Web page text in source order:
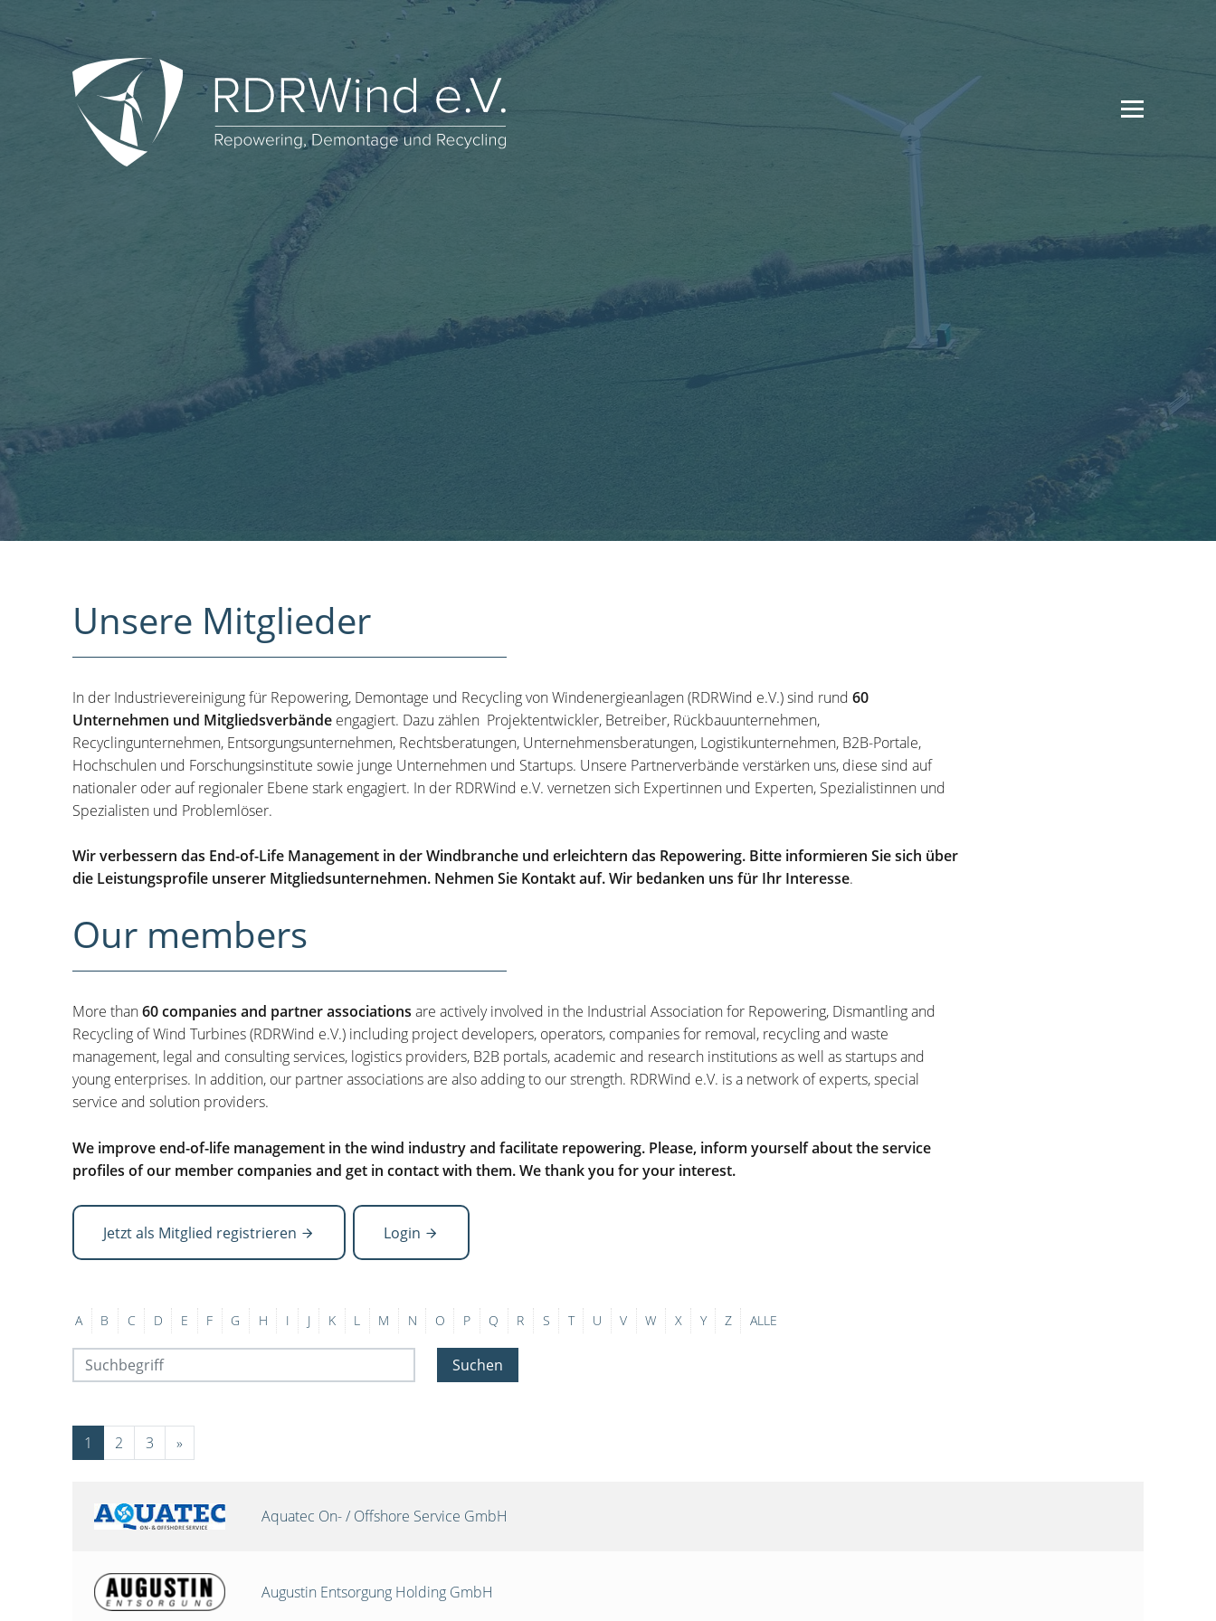
Unsere Mitglieder
In der Industrievereinigung für Repowering, Demontage und Recycling von Windenergieanlagen (RDRWind e.V.) sind rund 60
Unternehmen und Mitgliedsverbände engagiert. Dazu zählen Projektentwickler, Betreiber, Rückbauunternehmen,
Recyclingunternehmen, Entsorgungsunternehmen, Rechtsberatungen, Unternehmensberatungen, Logistikunternehmen, B2B-Portale,
Hochschulen und Forschungsinstitute sowie junge Unternehmen und Startups. Unsere Partnerverbände verstärken uns, diese sind auf
nationaler oder auf regionaler Ebene stark engagiert. In der RDRWind e.V. vernetzen sich Expertinnen und Experten, Spezialistinnen und
Spezialisten und Problemlöser.
Wir verbessern das End-of-Life Management in der Windbranche und erleichtern das Repowering. Bitte informieren Sie sich über
die Leistungsprofile unserer Mitgliedsunternehmen. Nehmen Sie Kontakt auf. Wir bedanken uns für Ihr Interesse.
Our members
More than60 companies and partner associations are actively involved in the Industrial Association for Repowering, Dismantling and
Recycling of Wind Turbines (RDRWind e.V.) including project developers, operators, companies for removal, recycling and waste
management, legal and consulting services, logistics providers, B2B portals, academic and research institutions as well as startups and
young enterprises. In addition, our partner associations are also adding to our strength. RDRWind e.V. is a network of experts, special
service and solution providers.
We improve end-of-life management in the wind industry and facilitate repowering. Please, inform yourself about the service
profiles of our member companies and get in contact with them. We thank you for your interest.
Jetzt als Mitglied registrieren Login
A B C D E F G H I J K L M N O P Q R S T U V W X Y Z ALLE
Suchen
1 2 3 »
Aquatec On- / Offshore Service GmbH
Augustin Entsorgung Holding GmbH